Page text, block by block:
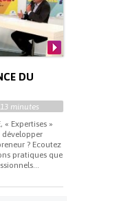
DU
13 minutes
« Expertises »
développer
? Ecoutez
pratiques que